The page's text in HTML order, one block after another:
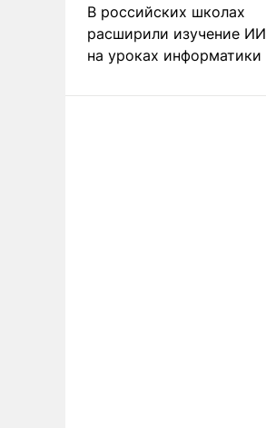
В российских школах
расширили изучение ИИ
на уроках информатики